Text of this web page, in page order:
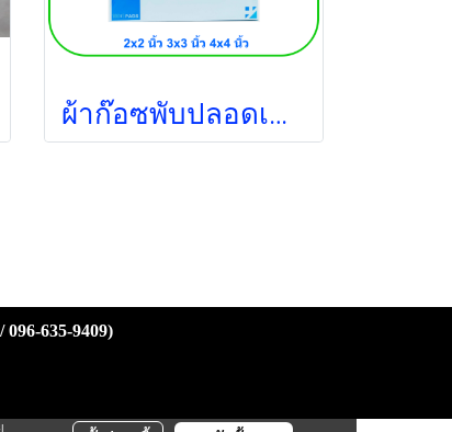
ผ้าก๊อซพับปลอดเชื้อ ไตรชนม์ 4x4 นิ้ว (1ซอง/กล่อง) (12ชั้น)
635-9409)